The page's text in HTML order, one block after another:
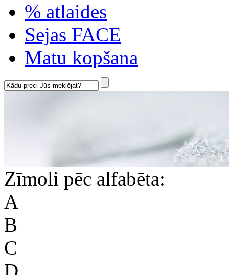
% atlaides
Sejas FACE
Matu kopšana
Zīmoli pēc alfabēta:
A
B
C